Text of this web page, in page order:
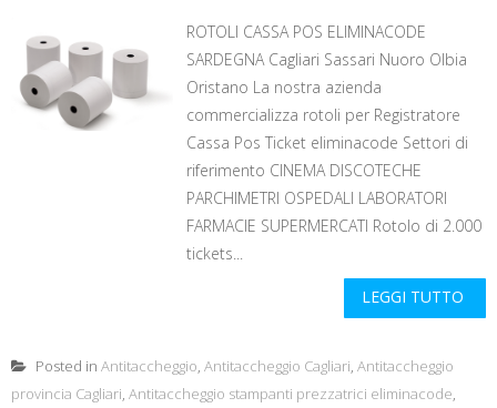
ROTOLI CASSA POS ELIMINACODE
SARDEGNA Cagliari Sassari Nuoro Olbia
Oristano La nostra azienda
commercializza rotoli per Registratore
Cassa Pos Ticket eliminacode Settori di
riferimento CINEMA DISCOTECHE
PARCHIMETRI OSPEDALI LABORATORI
FARMACIE SUPERMERCATI Rotolo di 2.000
tickets...
LEGGI TUTTO
Posted in Antitaccheggio, Antitaccheggio Cagliari, Antitaccheggio
provincia Cagliari, Antitaccheggio stampanti prezzatrici eliminacode,